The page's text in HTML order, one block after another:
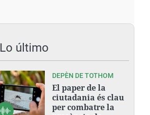
Lo último
DEPÈN DE TOTHOM
El paper de la
ciutadania és clau
per combatre la